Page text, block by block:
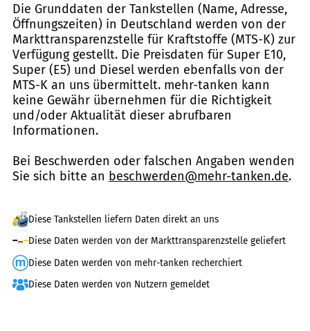
Die Grunddaten der Tankstellen (Name, Adresse,
Öffnungszeiten) in Deutschland werden von der
Markttransparenzstelle für Kraftstoffe (MTS-K) zur
Verfügung gestellt. Die Preisdaten für Super E10,
Super (E5) und Diesel werden ebenfalls von der
MTS-K an uns übermittelt. mehr-tanken kann
keine Gewähr übernehmen für die Richtigkeit
und/oder Aktualität dieser abrufbaren
Informationen.
Bei Beschwerden oder falschen Angaben wenden
Sie sich bitte an beschwerden@mehr-tanken.de.
Diese Tankstellen liefern Daten direkt an uns
Diese Daten werden von der Markttransparenzstelle geliefert
Diese Daten werden von mehr-tanken recherchiert
Diese Daten werden von Nutzern gemeldet